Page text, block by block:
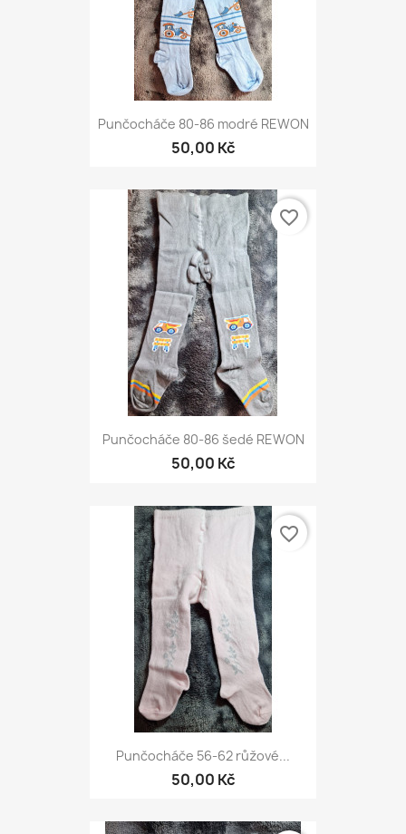
Punčocháče 80-86 modré REWON
50,00 Kč
Punčocháče 80-86 šedé REWON
50,00 Kč
favorite_border
Punčocháče 56-62 růžové...
50,00 Kč
favorite_border